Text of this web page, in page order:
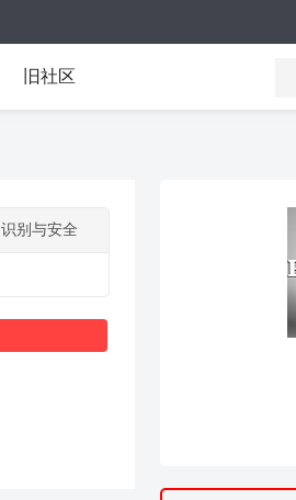
旧社区
识别与安全